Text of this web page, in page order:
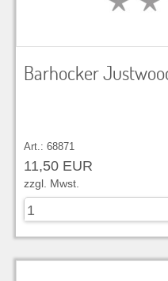
Barhocker
Art.: 68871
11,50 EUR
zzgl. Mwst.
zu